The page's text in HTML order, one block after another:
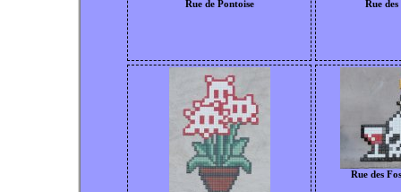
Rue de Pontoise Rue
Rue des